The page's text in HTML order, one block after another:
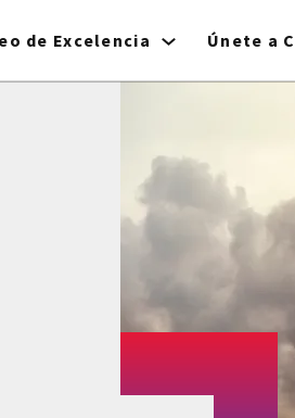
de Excelencia Únete a